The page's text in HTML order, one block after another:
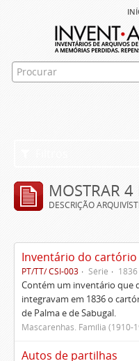
MOSTRAR 4
DESCRIÇÃO
Inventário do cartório
PT/TT/ CSI-003 Série 1836
Contém um inventário que
integravam em 1836 o
de Palma e de Sabugal.
Mascarenhas. Família (1910-
Autos de partilhas